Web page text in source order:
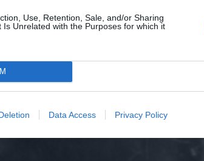
Use, Retention, Sale, and/or Sharing
Unrelated with the Purposes for which it
Data Access Privacy Policy